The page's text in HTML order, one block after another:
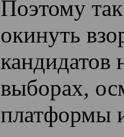
Поэтому
окинуть
кандидатов
выборах,
платформы